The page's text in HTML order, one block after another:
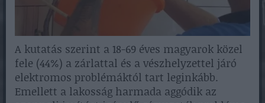
A kutatás szerint a 18-69 éves magyarok közel
fele (44%) a zárlattal és a vészhelyzettel járó
elektromos problémáktól tart leginkább.
Emellett a lakosság harmada aggódik az